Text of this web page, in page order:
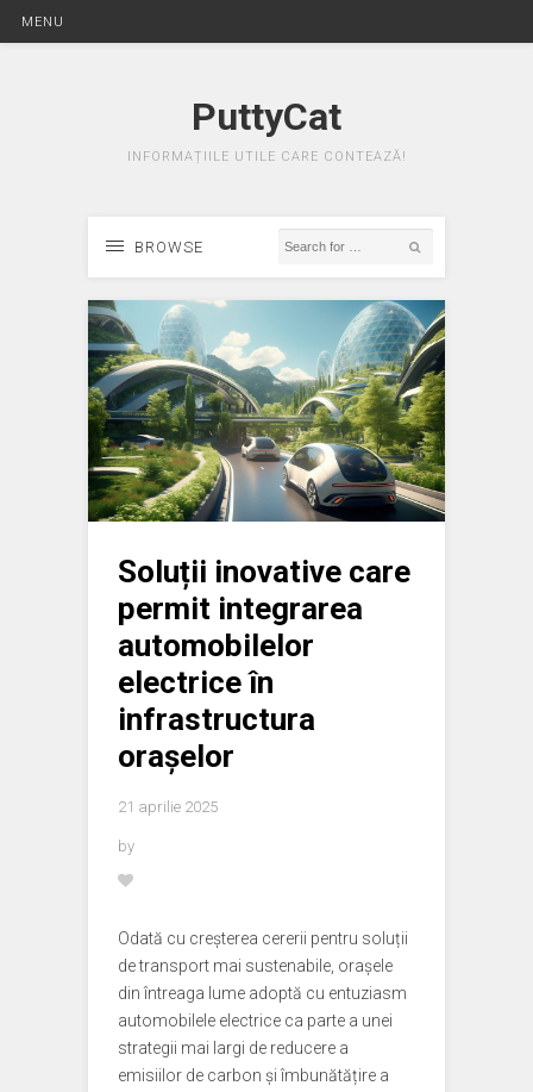
MENU
PuttyCat
INFORMAȚIILE UTILE CARE CONTEAZĂ!
BROWSE
Soluții inovative care
permit integrarea
automobilelor
electrice în
infrastructura
orașelor
21 aprilie 2025
by
Odată cu creșterea cererii pentru soluții
de transport mai sustenabile, orașele
din întreaga lume adoptă cu entuziasm
automobilele electrice ca parte a unei
strategii mai largi de reducere a
emisiilor de carbon și îmbunătățire a